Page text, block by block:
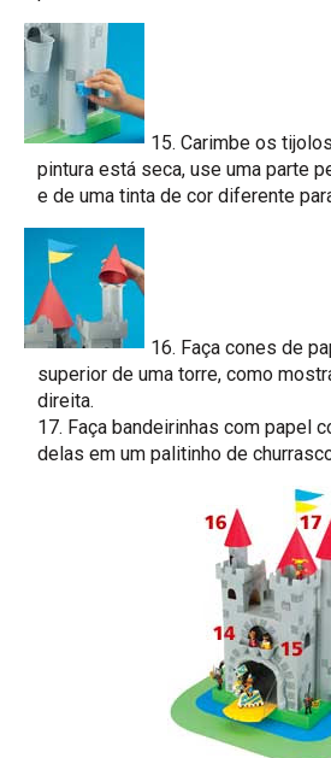
15. Carimbe os
pintura está seca, use uma parte
e de uma tinta de cor diferente
16. Faça cones de
superior de uma torre, como
direita.
17. Faça bandeirinhas com papel
delas em um palitinho de